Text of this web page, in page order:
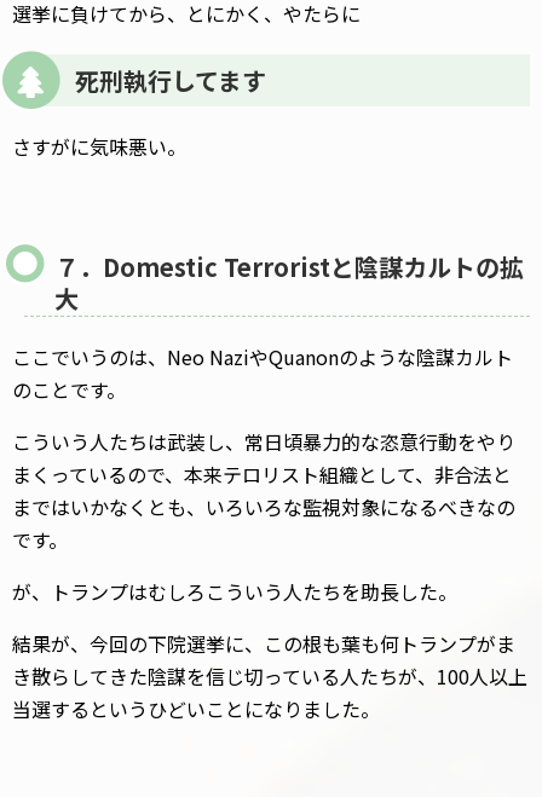
選挙に負けてから、とにかく、やたらに
死刑執行してます
さすがに気味悪い。
７．Domestic Terroristと陰謀カルトの拡
大
ここでいうのは、Neo NaziやQuanonのような陰謀カルト
のことです。
こういう人たちは武装し、常日頃暴力的な恣意行動をやり
まくっているので、本来テロリスト組織として、非合法と
まではいかなくとも、いろいろな監視対象になるべきなの
です。
が、トランプはむしろこういう人たちを助長した。
結果が、今回の下院選挙に、この根も葉も何トランプがま
き散らしてきた陰謀を信じ切っている人たちが、100人以上
当選するというひどいことになりました。